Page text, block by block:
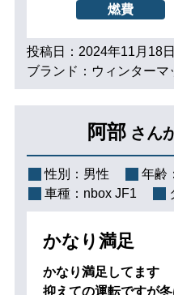
燃費
投稿日：2024年11月18日
ブランド：ウィンターマ
阿部 さん
性別： 男性 年齢：
車種： nbox JF1
かなり満足
かなり満足してます
抑えての運転ですが